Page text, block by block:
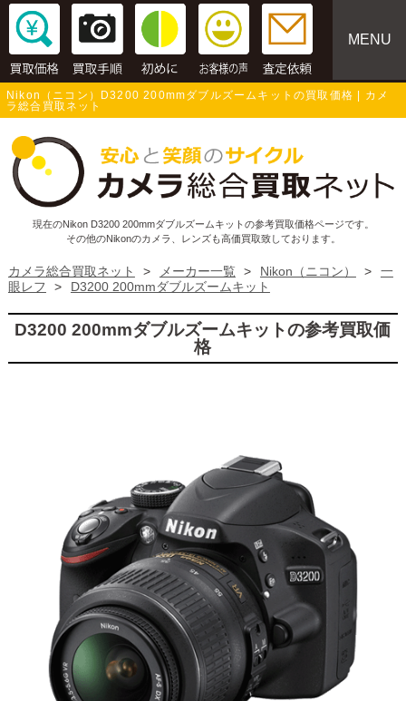
MENU
Nikon（ニコン）D3200 200mmダブルズームキットの買取価格 | カメ
ラ総合買取ネット
現在のNikon D3200 200mmダブルズームキットの参考買取価格ページです。
その他のNikonのカメラ、レンズも高価買取致しております。
カメラ総合買取ネット > メーカー一覧 > Nikon（ニコン） >
一
眼レフ
> D3200 200mmダブルズームキット
D3200 200mmダブルズームキットの参考買取価
格